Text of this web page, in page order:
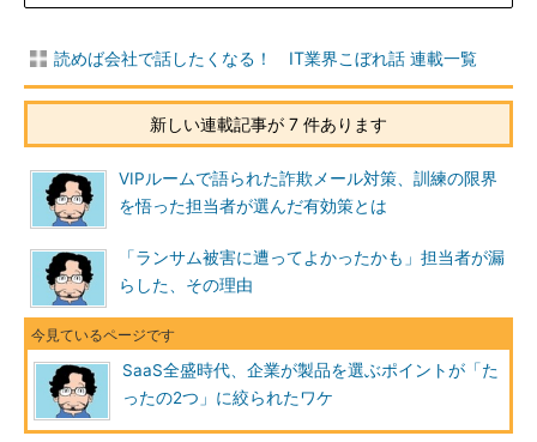
読めば会社で話したくなる！ IT業界こぼれ話 連載一覧
新しい連載記事が 7 件あります
VIPルームで語られた詐欺メール対策、訓練の限界
を悟った担当者が選んだ有効策とは
「ランサム被害に遭ってよかったかも」担当者が漏
らした、その理由
SaaS全盛時代、企業が製品を選ぶポイントが「た
ったの2つ」に絞られたワケ